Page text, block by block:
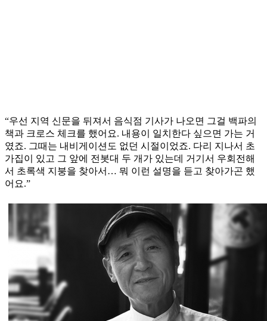
“우선 지역 신문을 뒤져서 음식점 기사가 나오면 그걸 백파의
책과 크로스 체크를 했어요. 내용이 일치한다 싶으면 가는 거
였죠. 그때는 내비게이션도 없던 시절이었죠. 다리 지나서 초
가집이 있고 그 앞에 전봇대 두 개가 있는데 거기서 우회전해
서 초록색 지붕을 찾아서… 뭐 이런 설명을 듣고 찾아가곤 했
어요.”